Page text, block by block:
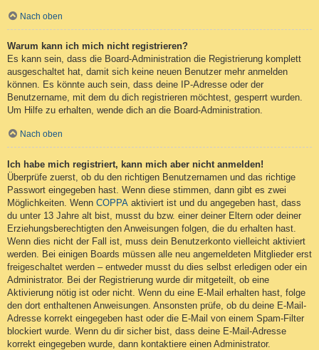
Nach oben
Warum kann ich mich nicht registrieren?
Es kann sein, dass die Board-Administration die Registrierung komplett
ausgeschaltet hat, damit sich keine neuen Benutzer mehr anmelden
können. Es könnte auch sein, dass deine IP-Adresse oder der
Benutzername, mit dem du dich registrieren möchtest, gesperrt wurden.
Um Hilfe zu erhalten, wende dich an die Board-Administration.
Nach oben
Ich habe mich registriert, kann mich aber nicht anmelden!
Überprüfe zuerst, ob du den richtigen Benutzernamen und das richtige
Passwort eingegeben hast. Wenn diese stimmen, dann gibt es zwei
Möglichkeiten. Wenn COPPA aktiviert ist und du angegeben hast, dass
du unter 13 Jahre alt bist, musst du bzw. einer deiner Eltern oder deiner
Erziehungsberechtigten den Anweisungen folgen, die du erhalten hast.
Wenn dies nicht der Fall ist, muss dein Benutzerkonto vielleicht aktiviert
werden. Bei einigen Boards müssen alle neu angemeldeten Mitglieder erst
freigeschaltet werden – entweder musst du dies selbst erledigen oder ein
Administrator. Bei der Registrierung wurde dir mitgeteilt, ob eine
Aktivierung nötig ist oder nicht. Wenn du eine E-Mail erhalten hast, folge
den dort enthaltenen Anweisungen. Ansonsten prüfe, ob du deine E-Mail-
Adresse korrekt eingegeben hast oder die E-Mail von einem Spam-Filter
blockiert wurde. Wenn du dir sicher bist, dass deine E-Mail-Adresse
korrekt eingegeben wurde, dann kontaktiere einen Administrator.